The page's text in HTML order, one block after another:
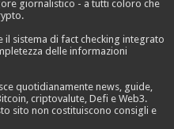
giornalistico - a tutti coloro che
sistema di fact checking integrato
delle informazioni
quotidianamente news, guide,
criptovalute, Defi e Web3.
sito non costituiscono consigli e